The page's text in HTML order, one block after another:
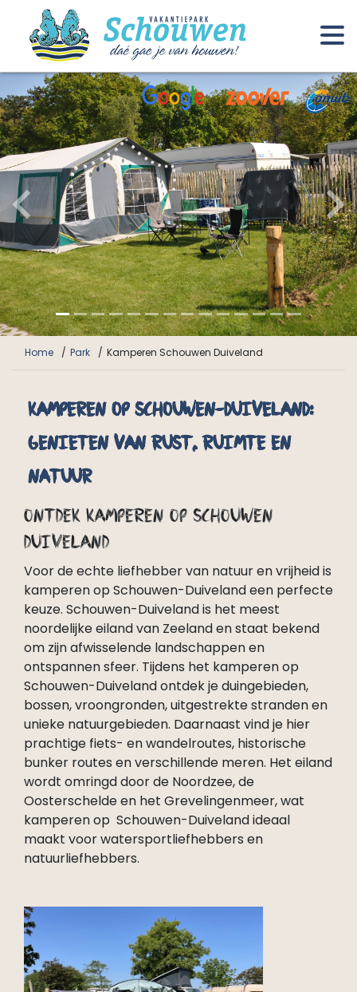
Home Park Kamperen Schouwen Duiveland
Kamperen op Schouwen-Duiveland:
Genieten van Rust, Ruimte en
Natuur
Ontdek kamperen op Schouwen
Duiveland
Voor de echte liefhebber van natuur en vrijheid is
kamperen op Schouwen-Duiveland een perfecte
keuze. Schouwen-Duiveland is het meest
noordelijke eiland van Zeeland en staat bekend
om zijn afwisselende landschappen en
ontspannen sfeer. Tijdens het kamperen op
Schouwen-Duiveland ontdek je duingebieden,
bossen, vroongronden, uitgestrekte stranden en
unieke natuurgebieden. Daarnaast vind je hier
prachtige fiets- en wandelroutes, historische
bunker routes en verschillende meren. Het eiland
wordt omringd door de Noordzee, de
Oosterschelde en het Grevelingenmeer, wat
kamperen op Schouwen-Duiveland ideaal
maakt voor watersportliefhebbers en
natuurliefhebbers.